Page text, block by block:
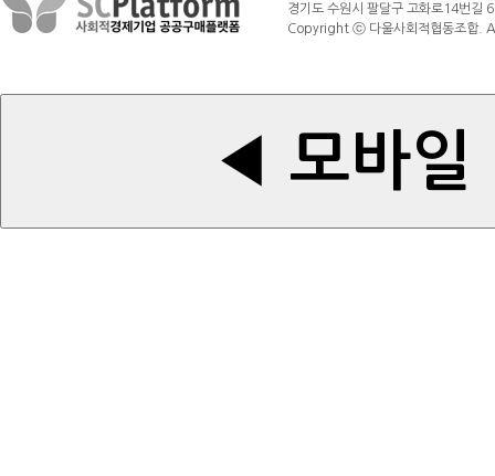
경기도 수원시 팔달구 고화로14번
Copyright ⓒ 다울사회적협동조합.